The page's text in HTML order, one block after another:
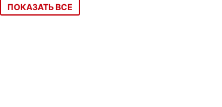
ПОКАЗАТЬ ВСЕ